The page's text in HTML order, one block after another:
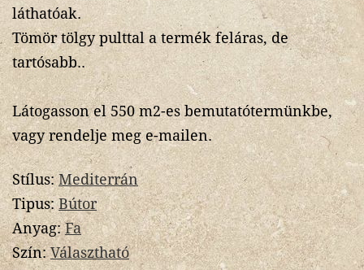
láthatóak.
Tömör tölgy pulttal a termék feláras, de
tartósabb..
Látogasson el 550 m2-es bemutatótermünkbe,
vagy rendelje meg e-mailen.
Stílus:Mediterrán
Tipus:Bútor
Anyag:Fa
Szín:Választható